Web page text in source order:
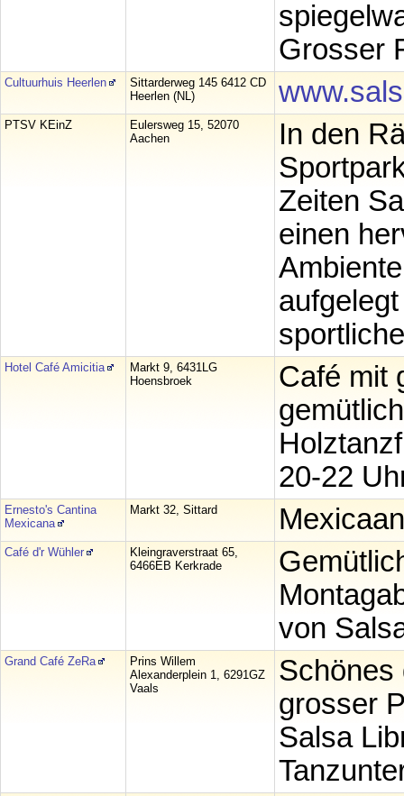
Grosser
Cultuurhuis Heerlen
Sittarderweg 145 6412 CD
Heerlen (NL)
PTSV KEinZ
Eulersweg 15, 52070
Aachen
In den
Zeiten
einen
Hotel Café Amicitia
Markt 9, 6431LG
Hoensbroek
Café mit
20-22
Ernesto's Cantina
Mexicana
Markt 32, Sittard
Café d'r Wühler
Kleingraverstraat 65,
6466EB Kerkrade
von
Grand Café ZeRa
Prins Willem
Alexanderplein 1, 6291GZ
Vaals
Schönes
grosser
Salsa